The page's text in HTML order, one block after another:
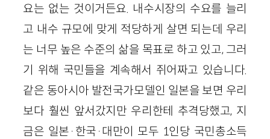
요는 없는 것이거든요. 내수시장의 수요를 늘리
고 내수 규모에 맞게 적당하게 살면 되는데 우리
는 너무 높은 수준의 삶을 목표로 하고 있고, 그러
기 위해 국민들을 계속해서 쥐어짜고 있습니다.
같은 동아시아 발전국가모델인 일본을 보면 우리
보다 훨씬 앞서갔지만 우리한테 추격당했고, 지
금은 일본·한국·대만이 모두 1인당 국민총소득